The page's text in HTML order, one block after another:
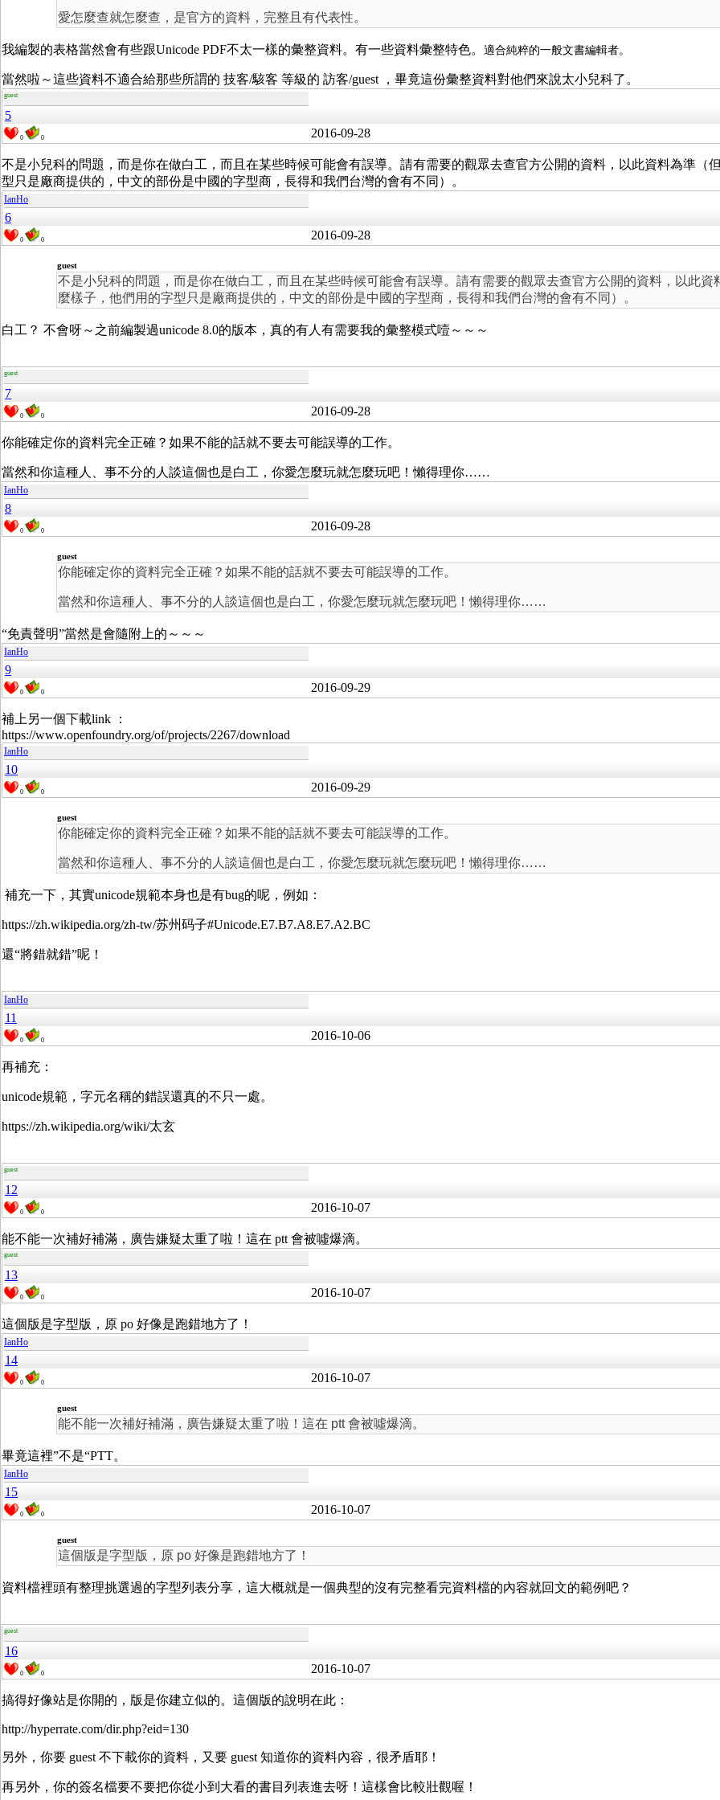
愛怎麼查就怎麼查，是官方的資料，完整且有代表性。
我編製的表格當然會有些跟Unicode PDF不太一樣的彙整資料。有一些資料彙整特色。 適合純粹的一般文書編輯者。
當然啦～這些資料不適合給那些所謂的 技客/駭客 等級的 訪客/guest ，畢竟這份彙整資料對他們來說太小兒科了。
guest
5
0 0 2016-09-28
不是小兒科的問題，而是你在做白工，而且在某些時候可能會有誤導。請有需要的觀眾去查官方公開的資料，以此資料為準（
型只是廠商提供的，中文的部份是中國的字型商，長得和我們台灣的會有不同）。
IanHo
6
0 0 2016-09-28
guest
不是小兒科的問題，而是你在做白工，而且在某些時候可能會有誤導。請有需要的觀眾去查官方公開的資料，以此
麼樣子，他們用的字型只是廠商提供的，中文的部份是中國的字型商，長得和我們台灣的會有不同）。
白工？ 不會呀～之前編製過unicode 8.0的版本，真的有人有需要我的彙整模式噎～～～
guest
7
0 0 2016-09-28
你能確定你的資料完全正確？如果不能的話就不要去可能誤導的工作。
當然和你這種人、事不分的人談這個也是白工，你愛怎麼玩就怎麼玩吧！懶得理你……
IanHo
8
0 0 2016-09-28
guest
你能確定你的資料完全正確？如果不能的話就不要去可能誤導的工作。
當然和你這種人、事不分的人談這個也是白工，你愛怎麼玩就怎麼玩吧！懶得理你……
“免責聲明”當然是會隨附上的～～～
IanHo
9
0 0 2016-09-29
補上另一個下載link ：
https://www.openfoundry.org/of/projects/2267/download
IanHo
10
0 0 2016-09-29
guest
你能確定你的資料完全正確？如果不能的話就不要去可能誤導的工作。
當然和你這種人、事不分的人談這個也是白工，你愛怎麼玩就怎麼玩吧！懶得理你……
補充一下，其實unicode規範本身也是有bug的呢，例如：
https://zh.wikipedia.org/zh-tw/苏州码子#Unicode.E7.B7.A8.E7.A2.BC
還“將錯就錯”呢！
IanHo
11
0 0 2016-10-06
再補充：
unicode規範，字元名稱的錯誤還真的不只一處。
https://zh.wikipedia.org/wiki/太玄
guest
12
0 0 2016-10-07
能不能一次補好補滿，廣告嫌疑太重了啦！這在 ptt 會被噓爆滴。
guest
13
0 0 2016-10-07
這個版是字型版，原 po 好像是跑錯地方了！
IanHo
14
0 0 2016-10-07
guest
能不能一次補好補滿，廣告嫌疑太重了啦！這在 ptt 會被噓爆滴。
畢竟這裡”不是“PTT。
IanHo
15
0 0 2016-10-07
guest
這個版是字型版，原 po 好像是跑錯地方了！
資料檔裡頭有整理挑選過的字型列表分享，這大概就是一個典型的沒有完整看完資料檔的內容就回文的範例吧？
guest
16
0 0 2016-10-07
搞得好像站是你開的，版是你建立似的。這個版的說明在此：
http://hyperrate.com/dir.php?eid=130
另外，你要 guest 不下載你的資料，又要 guest 知道你的資料內容，很矛盾耶！
再另外，你的簽名檔要不要把你從小到大看的書目列表進去呀！這樣會比較壯觀喔！